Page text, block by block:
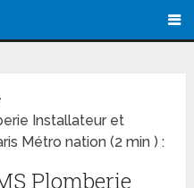
Installateur et
Métro nation (2 min ) :
Plomberie